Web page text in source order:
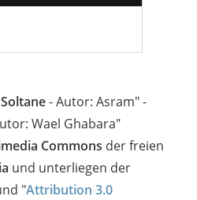
- Autor: Asram" -
Wael Ghabara"
Commons der freien
und unterliegen der
"Attribution 3.0